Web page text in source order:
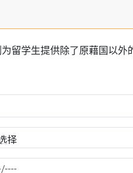
为留学生提供除了原藉国以外